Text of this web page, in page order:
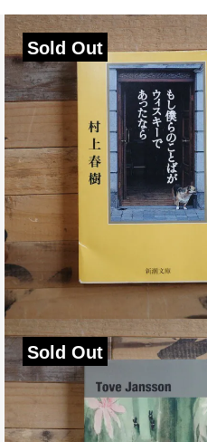
Sold Out
Sold Out